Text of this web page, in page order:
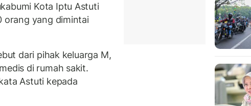
Kota Iptu Astuti
orang yang dimintai
dari pihak keluarga M,
di rumah sakit.
Astuti kepada